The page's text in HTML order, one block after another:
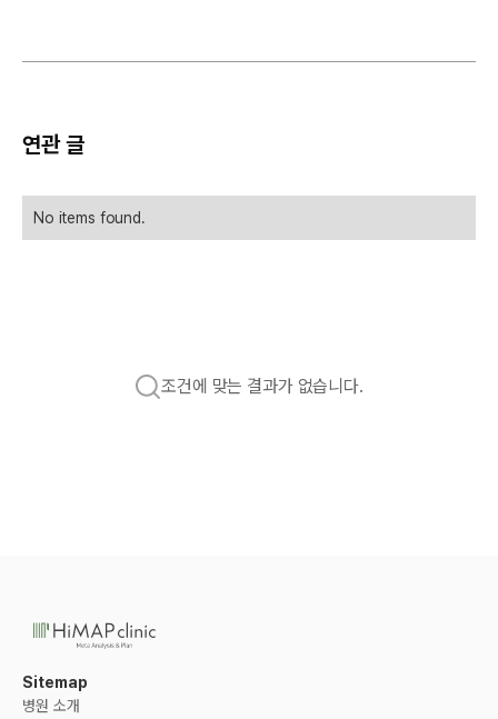
연관 글
No items found.
조건에 맞는 결과가 없습니다.
Sitemap
병원 소개